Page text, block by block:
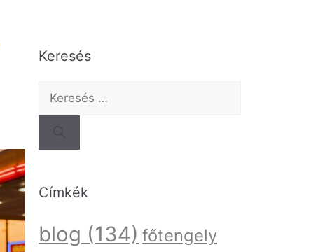
Keresés
Címkék
blog (134) főtengely